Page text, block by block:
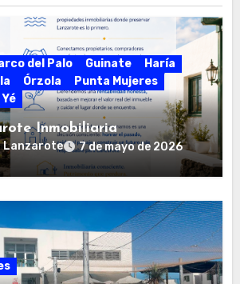
del Palo Guinate
Haría
Órzola
Punta Mujeres
Yé
Inmobiliaria
Lanzarote 7 de mayo de 2026